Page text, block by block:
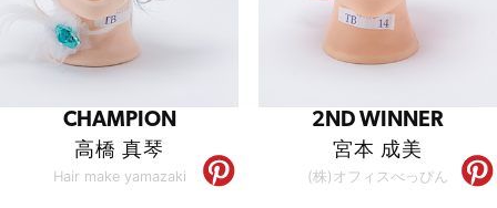
CHAMPION
高橋 真琴
Hair make yamazaki
2ND WINNER
宮本 成美
(株)オフィスべっぴん